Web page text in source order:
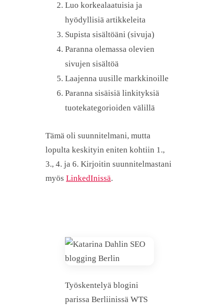
Luo korkealaatuisia ja
hyödyllisiä artikkeleita
Supista sisältöäni (sivuja)
Paranna olemassa olevien
sivujen sisältöä
Laajenna uusille markkinoille
Paranna sisäisiä linkityksiä
tuotekategorioiden välillä
Tämä oli suunnitelmani, mutta
lopulta keskityin eniten kohtiin 1.,
3., 4. ja 6. Kirjoitin suunnitelmastani
myös LinkedInissä.
Työskentelyä blogini
parissa Berliinissä WTS